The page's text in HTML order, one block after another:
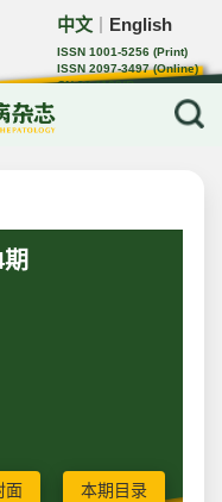
中文 English
ISSN 1001-5256 (Print)
ISSN 2097-3497 (Online)
CN 22-1108/R
面 本期目录